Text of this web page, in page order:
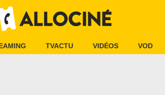
TVACTU VIDÉOS VOD